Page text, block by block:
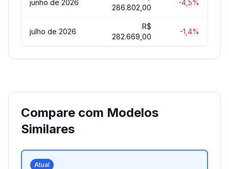
junho de 2026
286.802,00
-4,5%
julho de 2026
R$
282.669,00
-1,4%
Compare com Modelos
Similares
Atual